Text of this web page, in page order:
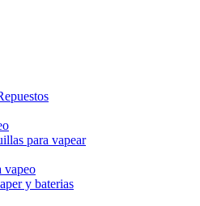
para vapear
vapeo
y baterias